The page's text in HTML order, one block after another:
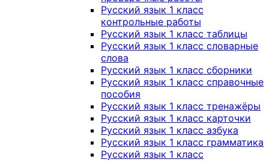
Русский язык 1 класс
контрольные работы
Русский язык 1 класс таблицы
Русский язык 1 класс словарные
слова
Русский язык 1 класс сборники
Русский язык 1 класс справочные
пособия
Русский язык 1 класс тренажёры
Русский язык 1 класс карточки
Русский язык 1 класс азбука
Русский язык 1 класс грамматика
Русский язык 1 класс